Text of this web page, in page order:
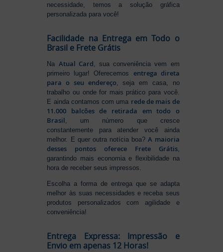
necessidade, temos a solução gráfica
personalizada para você!
Facilidade na Entrega em Todo o
Brasil e Frete Grátis
Na Atual Card, sua conveniência vem em
primeiro lugar! Oferecemos entrega direta
para o seu endereço, seja em casa, no
trabalho ou onde for mais prático para você.
E ainda contamos com uma rede de mais de
11.000 balcões de retirada em todo o
Brasil, um número que cresce
constantemente para atender você ainda
melhor. E quer outra notícia boa?A maioria
desses pontos oferece Frete Grátis,
garantindo mais economia e flexibilidade na
hora de receber seus impressos.
Escolha a forma de entrega que se adapta
melhor às suas necessidades e receba seus
produtos personalizados com agilidade e
conveniência!
Entrega Expressa: Impressão e
Envio em apenas 12 Horas!